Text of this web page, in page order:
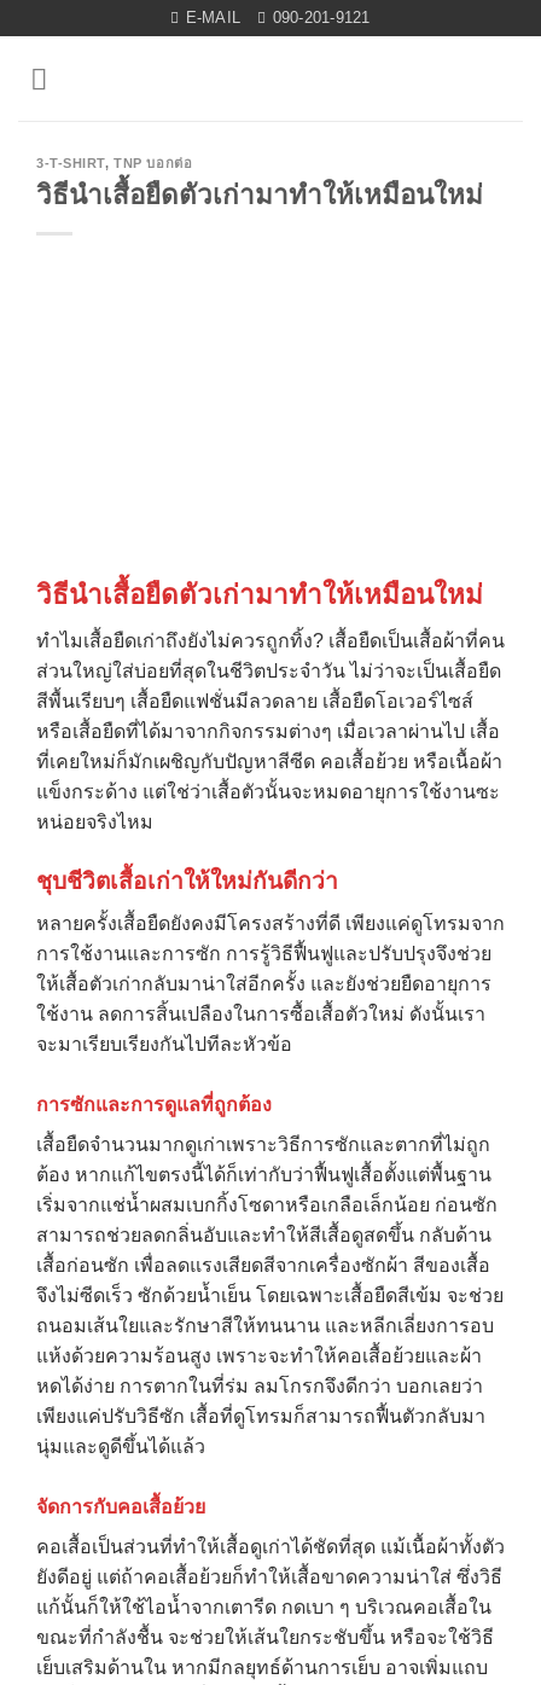
content
E-MAIL 090-201-9121
3-T-SHIRT,TNP บอกต่อ
วิธีนำเสื้อยืดตัวเก่ามาทำให้เหมือนใหม่
วิธีนำเสื้อยืดตัวเก่ามาทำให้เหมือนใหม่
ทำไมเสื้อยืดเก่าถึงยังไม่ควรถูกทิ้ง? เสื้อยืดเป็นเสื้อผ้าที่คน
ส่วนใหญ่ใส่บ่อยที่สุดในชีวิตประจำวัน ไม่ว่าจะเป็นเสื้อยืด
สีพื้นเรียบๆ เสื้อยืดแฟชั่นมีลวดลาย เสื้อยืดโอเวอร์ไซส์
หรือเสื้อยืดที่ได้มาจากกิจกรรมต่างๆ เมื่อเวลาผ่านไป เสื้อ
ที่เคยใหม่ก็มักเผชิญกับปัญหาสีซีด คอเสื้อย้วย หรือเนื้อผ้า
แข็งกระด้าง แต่ใช่ว่าเสื้อตัวนั้นจะหมดอายุการใช้งานซะ
หน่อยจริงไหม
ชุบชีวิตเสื้อเก่าให้ใหม่กันดีกว่า
หลายครั้งเสื้อยืดยังคงมีโครงสร้างที่ดี เพียงแค่ดูโทรมจาก
การใช้งานและการซัก การรู้วิธีฟื้นฟูและปรับปรุงจึงช่วย
ให้เสื้อตัวเก่ากลับมาน่าใส่อีกครั้ง และยังช่วยยืดอายุการ
ใช้งาน ลดการสิ้นเปลืองในการซื้อเสื้อตัวใหม่ ดังนั้นเรา
จะมาเรียบเรียงกันไปทีละหัวข้อ
การซักและการดูแลที่ถูกต้อง
เสื้อยืดจำนวนมากดูเก่าเพราะวิธีการซักและตากที่ไม่ถูก
ต้อง หากแก้ไขตรงนี้ได้ก็เท่ากับว่าฟื้นฟูเสื้อตั้งแต่พื้นฐาน
เริ่มจากแช่น้ำผสมเบกกิ้งโซดาหรือเกลือเล็กน้อย ก่อนซัก
สามารถช่วยลดกลิ่นอับและทำให้สีเสื้อดูสดขึ้น กลับด้าน
เสื้อก่อนซัก เพื่อลดแรงเสียดสีจากเครื่องซักผ้า สีของเสื้อ
จึงไม่ซีดเร็ว ซักด้วยน้ำเย็น โดยเฉพาะเสื้อยืดสีเข้ม จะช่วย
ถนอมเส้นใยและรักษาสีให้ทนนาน และหลีกเลี่ยงการอบ
แห้งด้วยความร้อนสูง เพราะจะทำให้คอเสื้อย้วยและผ้า
หดได้ง่าย การตากในที่ร่ม ลมโกรกจึงดีกว่า บอกเลยว่า
เพียงแค่ปรับวิธีซัก เสื้อที่ดูโทรมก็สามารถฟื้นตัวกลับมา
นุ่มและดูดีขึ้นได้แล้ว
จัดการกับคอเสื้อย้วย
คอเสื้อเป็นส่วนที่ทำให้เสื้อดูเก่าได้ชัดที่สุด แม้เนื้อผ้าทั้งตัว
ยังดีอยู่ แต่ถ้าคอเสื้อย้วยก็ทำให้เสื้อขาดความน่าใส่ ซึ่งวิธี
แก้นั้นก็ให้ใช้ไอน้ำจากเตารีด กดเบา ๆ บริเวณคอเสื้อใน
ขณะที่กำลังชื้น จะช่วยให้เส้นใยกระชับขึ้น หรือจะใช้วิธี
เย็บเสริมด้านใน หากมีกลยุทธ์ด้านการเย็บ อาจเพิ่มแถบ